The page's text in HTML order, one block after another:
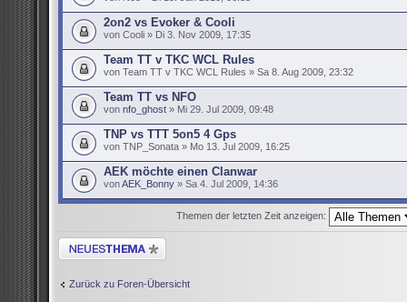
2on2 vs Evoker & Cooli
von Cooli » Di 3. Nov 2009, 17:35
Team TT v TKC WCL Rules
von Team TT v TKC WCL Rules » Sa 8. Aug 2009, 23:32
Team TT vs NFO
von nfo_ghost » Mi 29. Jul 2009, 09:48
TNP vs TTT 5on5 4 Gps
von TNP_Sonata » Mo 13. Jul 2009, 16:25
AEK möchte einen Clanwar
vonAEK_Bonny » Sa 4. Jul 2009, 14:36
Themen der letzten Zeit anzeigen:
Neues Thema erstellen
Zurück zu Foren-Übersicht